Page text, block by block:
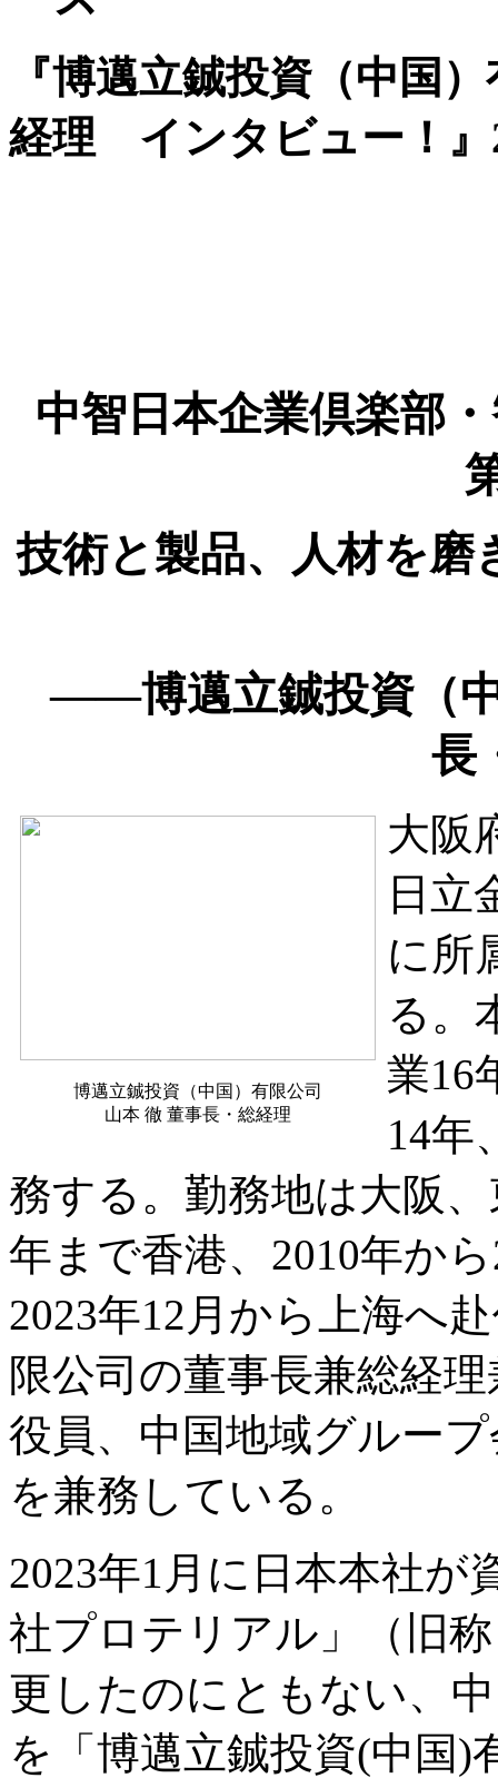
『博邁立鋮投資（中国
経理 インタビュー！』
中智日本企業倶楽部
技術と製品、人材を磨
——博邁立鋮投資（
長
博邁立鋮投資（中国）有限公司
山本 徹 董事長・総経理
大阪
日立
に所
る。
業16
14年
務する。勤務地は大阪
年まで香港、2010年か
2023年12月から上海へ
限公司の董事長兼総経
役員、中国地域グルー
を兼務している。
2023年1月に日本本社が
社プロテリアル」（旧
更したのにともない、
を「博邁立鋮投資(中国)